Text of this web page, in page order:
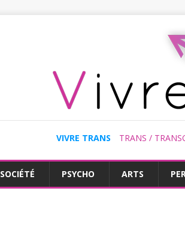
VIVRE TRANS TRANS /
SOCIÉTÉ PSYCHO ARTS